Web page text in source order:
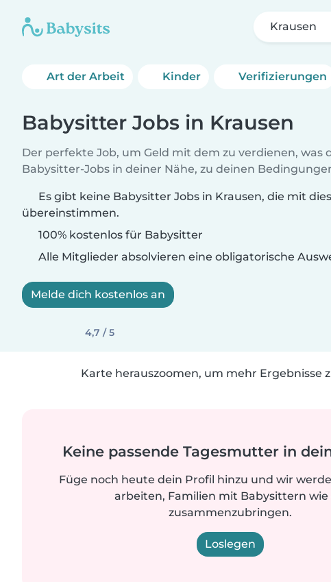
Krausen
Art der Arbeit Kinder Verifizierungen
Babysitter Jobs in Krausen
Der perfekte Job, um Geld mit dem zu verdienen, was
Babysitter-Jobs in deiner Nähe, zu deinen
Es gibt keine Babysitter Jobs in Krausen, die mit
übereinstimmen.
100% kostenlos für Babysitter
Alle Mitglieder absolvieren eine obligatorische
Melde dich kostenlos an
4,7 / 5
Karte herauszoomen, um mehr Ergebnisse
Keine passende Tagesmutter in
Füge noch heute dein Profil hinzu und wir
arbeiten, Familien mit Babysittern wie
zusammenzubringen.
Loslegen